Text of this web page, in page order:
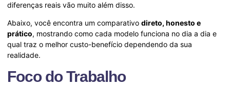
diferenças reais vão muito além disso.
Abaixo, você encontra um comparativo direto, honesto e
prático, mostrando como cada modelo funciona no dia a dia e
qual traz o melhor custo-benefício dependendo da sua
realidade.
Foco do Trabalho